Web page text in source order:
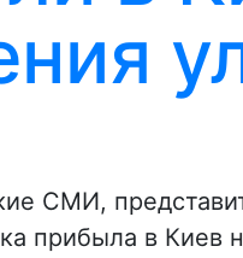
СМИ,
прибыла в Киев